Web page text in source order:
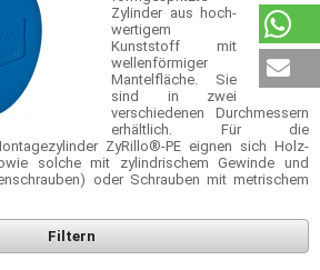
Zylinder aus hoch­­­­
wertigem
Kunststoff mit
wellenförmiger
Mantelfläche. Sie
sind in zwei
verschiedenen Durchmessern
erhältlich. Für die
ZyRillo®-PE eignen sich Holz-
solche mit zylindrischem Gewinde und
oder Schrauben mit metrischem
Filtern